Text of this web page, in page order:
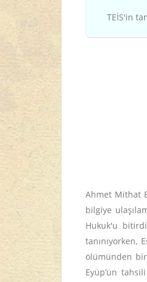
TEİS'in
Ahmet Mithat
bilgiye
Hukuk'u
tanınıyorken,
ölümünden
Eyüp’ün tahsili